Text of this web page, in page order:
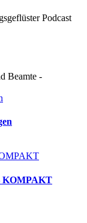
KOMPAKT